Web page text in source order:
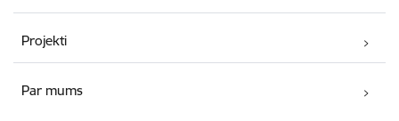
Projekti
Par mums